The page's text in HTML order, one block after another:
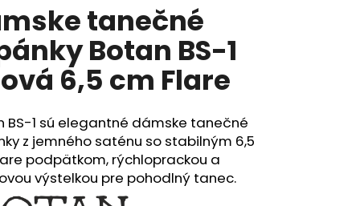
tanečné
Botan BS-1
6,5 cm Flare
BS-1 sú elegantné dámske tanečné
z jemného saténu so stabilným 6,5
podpätkom, rýchloprackou a
výstelkou pre pohodlný tanec.